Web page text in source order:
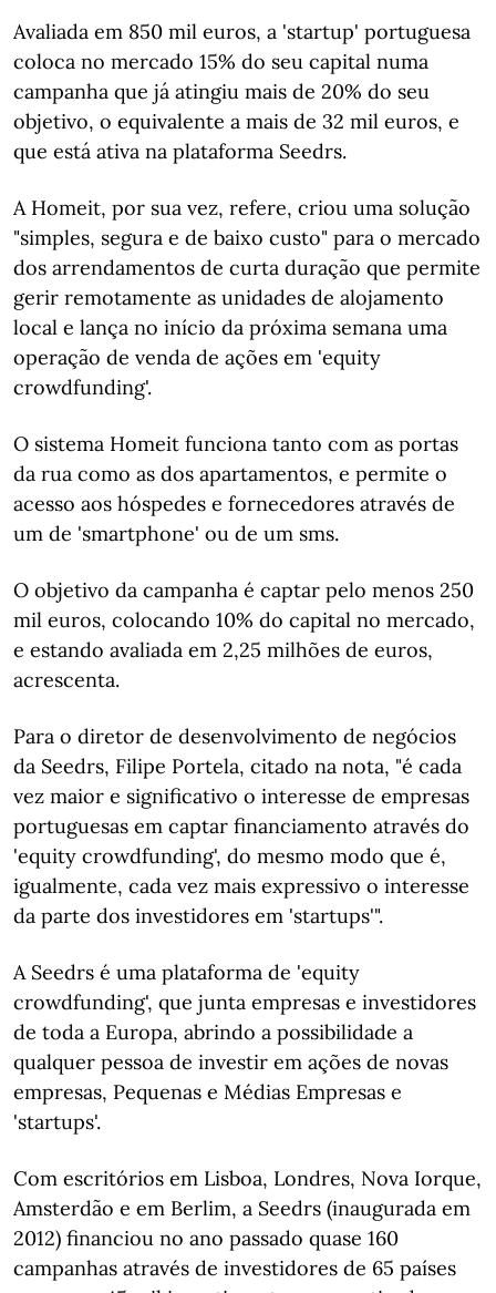
Avaliada em 850 mil euros, a 'startup' portuguesa
coloca no mercado 15% do seu capital numa
campanha que já atingiu mais de 20% do seu
objetivo, o equivalente a mais de 32 mil euros, e
que está ativa na plataforma Seedrs.
A Homeit, por sua vez, refere, criou uma solução
"simples, segura e de baixo custo" para o mercado
dos arrendamentos de curta duração que permite
gerir remotamente as unidades de alojamento
local e lança no início da próxima semana uma
operação de venda de ações em 'equity
crowdfunding'.
O sistema Homeit funciona tanto com as portas
da rua como as dos apartamentos, e permite o
acesso aos hóspedes e fornecedores através de
um de 'smartphone' ou de um sms.
O objetivo da campanha é captar pelo menos 250
mil euros, colocando 10% do capital no mercado,
e estando avaliada em 2,25 milhões de euros,
acrescenta.
Para o diretor de desenvolvimento de negócios
da Seedrs, Filipe Portela, citado na nota, "é cada
vez maior e significativo o interesse de empresas
portuguesas em captar financiamento através do
'equity crowdfunding', do mesmo modo que é,
igualmente, cada vez mais expressivo o interesse
da parte dos investidores em 'startups'".
A Seedrs é uma plataforma de 'equity
crowdfunding', que junta empresas e investidores
de toda a Europa, abrindo a possibilidade a
qualquer pessoa de investir em ações de novas
empresas, Pequenas e Médias Empresas e
'startups'.
Com escritórios em Lisboa, Londres, Nova Iorque,
Amsterdão e em Berlim, a Seedrs (inaugurada em
2012) financiou no ano passado quase 160
campanhas através de investidores de 65 países